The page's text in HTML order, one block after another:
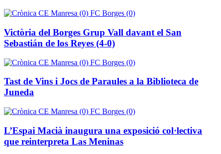
Victòria del Borges Grup Vall davant el San
Sebastián de los Reyes (4-0)
Tast de Vins i Jocs de Paraules a la Biblioteca de
Juneda
L’Espai Macià inaugura una exposició col·lectiva
que reinterpreta Las Meninas